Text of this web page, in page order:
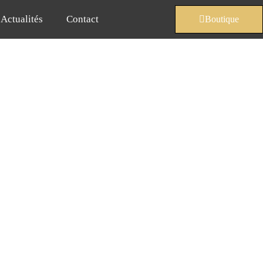
Actualités Contact Boutique